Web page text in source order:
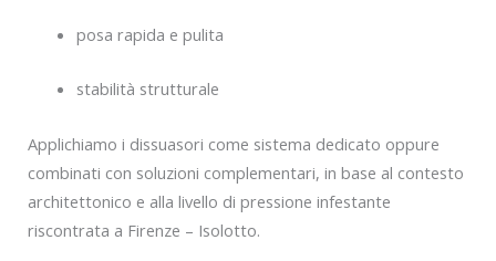
posa rapida e pulita
stabilità strutturale
Applichiamo i dissuasori come sistema dedicato oppure
combinati con soluzioni complementari, in base al contesto
architettonico e alla livello di pressione infestante
riscontrata a Firenze – Isolotto.